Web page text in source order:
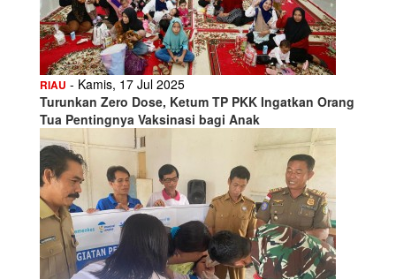
RIAU - Kamis, 17 Jul 2025
Turunkan Zero Dose, Ketum TP PKK Ingatkan Orang
Tua Pentingnya Vaksinasi bagi Anak